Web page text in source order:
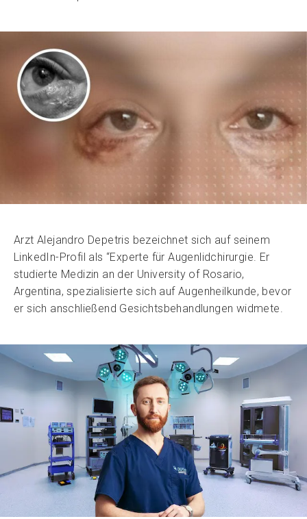
Arzt Alejandro Depetris bezeichnet sich auf seinem
LinkedIn-Profil als “Experte für Augenlidchirurgie. Er
studierte Medizin an der University of Rosario,
Argentina, spezialisierte sich auf Augenheilkunde, bevor
er sich anschließend Gesichtsbehandlungen widmete.